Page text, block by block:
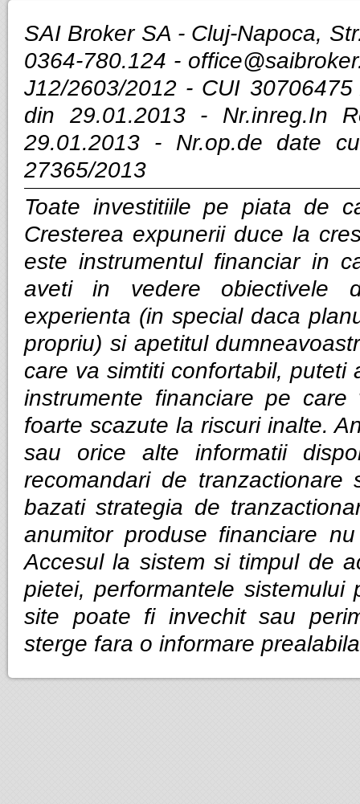
SAI Broker SA - Cluj-Napoca,
0364-780.124 -
J12/2603/2012 - CUI
din 29.01.2013 - Nr.inreg.In
29.01.2013 - Nr.op.de date
27365/2013
Toate investitiile pe piata de
Cresterea expunerii duce la
este instrumentul financiar in
aveti in vedere obiectivele
experienta (in special daca
propriu) si apetitul
care va simtiti confortabil, puteti
instrumente financiare pe
foarte scazute la riscuri inalte.
sau orice alte informatii
recomandari de
bazati strategia de
anumitor produse financiare
Accesul la sistem si timpul de
pietei, performantele
site poate fi invechit sau
sterge fara o informare